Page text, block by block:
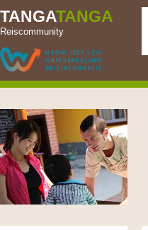
TANGATANGA
Reiscommunity